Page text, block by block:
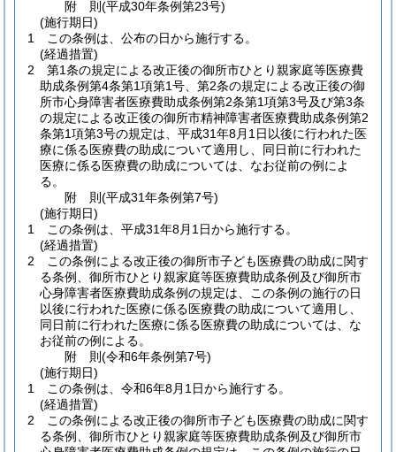
附 則(平成30年条例第23号)
(施行期日)
1
この条例は、公布の日から施行する。
(経過措置)
2
第1条の規定による改正後の御所市ひとり親家庭等医療費
助成条例第4条第1項第1号、第2条の規定による改正後の御
所市心身障害者医療費助成条例第2条第1項第3号及び第3条
の規定による改正後の御所市精神障害者医療費助成条例第2
条第1項第3号の規定は、平成31年8月1日以後に行われた医
療に係る医療費の助成について適用し、同日前に行われた
医療に係る医療費の助成については、なお従前の例によ
る。
附 則(平成31年条例第7号)
(施行期日)
1
この条例は、平成31年8月1日から施行する。
(経過措置)
2
この条例による改正後の御所市子ども医療費の助成に関す
る条例、御所市ひとり親家庭等医療費助成条例及び御所市
心身障害者医療費助成条例の規定は、この条例の施行の日
以後に行われた医療に係る医療費の助成について適用し、
同日前に行われた医療に係る医療費の助成については、な
お従前の例による。
附 則(令和6年条例第7号)
(施行期日)
1
この条例は、令和6年8月1日から施行する。
(経過措置)
2
この条例による改正後の御所市子ども医療費の助成に関す
る条例、御所市ひとり親家庭等医療費助成条例及び御所市